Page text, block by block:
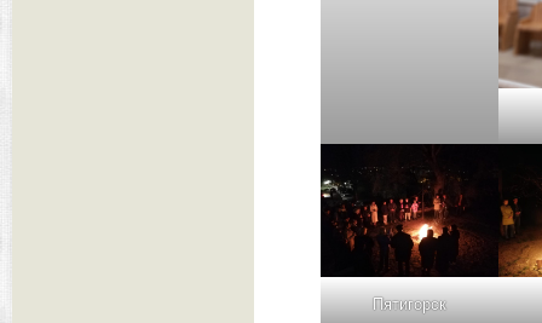
Пятигорск